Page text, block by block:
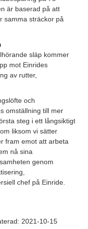
är baserad på att
samma sträckor på
släp kommer
mot Einrides
av rutter,
och
omställning till mer
steg i ett långsiktigt
liksom vi sätter
fram emot att arbeta
nå sina
genom
chef på Einride.
2021-10-15